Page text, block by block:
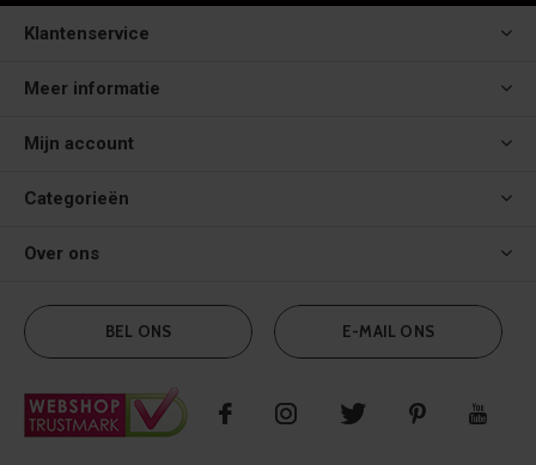
Klantenservice
Meer informatie
Mijn account
Categorieën
Over ons
BEL ONS E-MAIL ONS